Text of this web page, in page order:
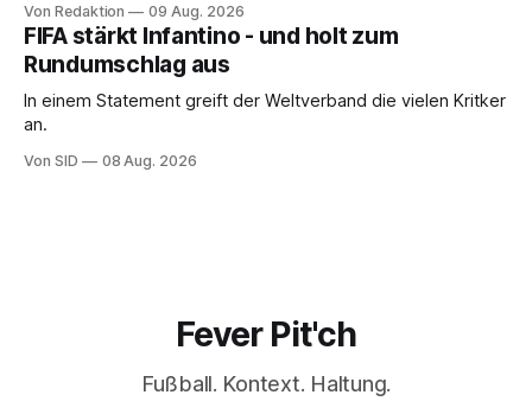
Von Redaktion 09 Aug. 2026
FIFA stärkt Infantino - und holt zum
Rundumschlag aus
In einem Statement greift der Weltverband die vielen Kritker
an.
Von SID 08 Aug. 2026
Fever Pit'ch
Fußball. Kontext. Haltung.